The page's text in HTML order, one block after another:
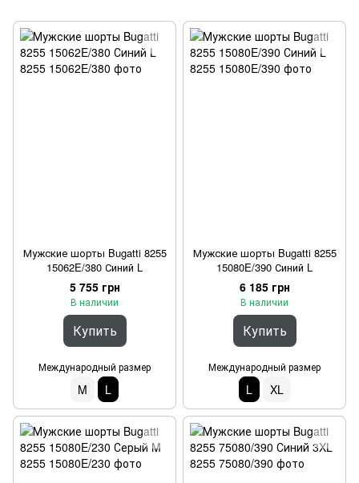
Мужские шорты Bugatti 8255
15062E/380 Синий L
5 755 грн
В наличии
Купить
Международный размер
M L
Мужские шорты Bugatti 8255
15080E/390 Синий L
6 185 грн
В наличии
Купить
Международный размер
L XL